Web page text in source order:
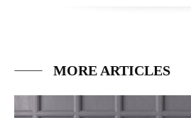
MORE ARTICLES